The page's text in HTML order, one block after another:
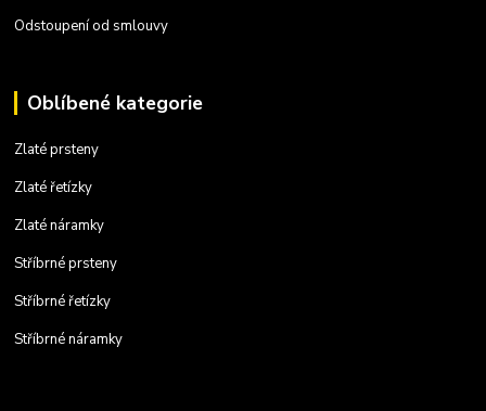
Odstoupení od smlouvy
Oblíbené kategorie
Zlaté prsteny
Zlaté řetízky
Zlaté náramky
Stříbrné prsteny
Stříbrné řetízky
Stříbrné náramky